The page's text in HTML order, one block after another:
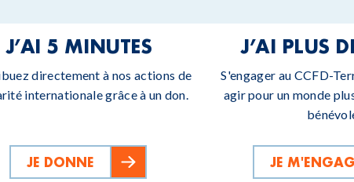
J’AI 5 MINUTES
directement à nos actions de
internationale grâce à un don.
JE DONNE
J’AI PLUS
S'engager au CCFD-
agir pour un monde
JE